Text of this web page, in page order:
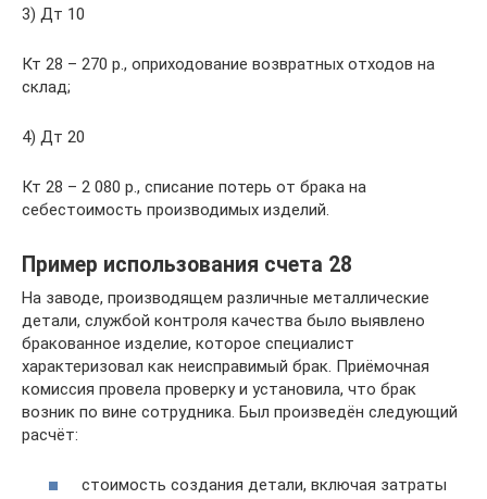
3) Дт 10
Кт 28 – 270 р., оприходование возвратных отходов на
склад;
4) Дт 20
Кт 28 – 2 080 р., списание потерь от брака на
себестоимость производимых изделий.
Пример использования счета 28
На заводе, производящем различные металлические
детали, службой контроля качества было выявлено
бракованное изделие, которое специалист
характеризовал как неисправимый брак. Приёмочная
комиссия провела проверку и установила, что брак
возник по вине сотрудника. Был произведён следующий
расчёт:
стоимость создания детали, включая затраты